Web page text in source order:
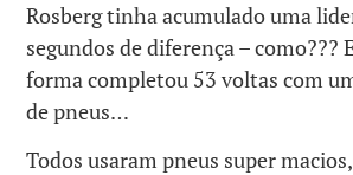
Rosberg tinha acumulado uma
segundos de diferença – como???
forma completou 53 voltas com
de pneus…
Todos usaram pneus super